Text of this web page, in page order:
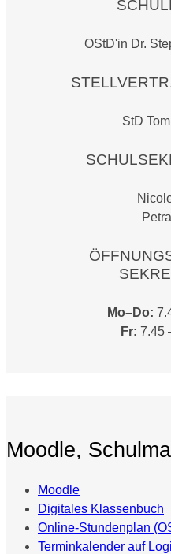
OStD'in Dr.
StD
Mo–Do:
Fr: 7.45
Moodle,
Moodle
Digitales Klassenbuch
Online-Stundenplan
Terminkalender auf